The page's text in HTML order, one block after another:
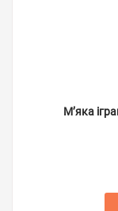
М’яка